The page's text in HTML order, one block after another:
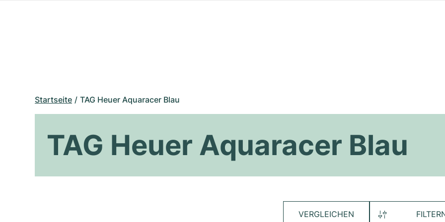
Startseite TAG Heuer Aquaracer Blau
TAG Heuer Aquaracer Blau
VERGLEICHEN